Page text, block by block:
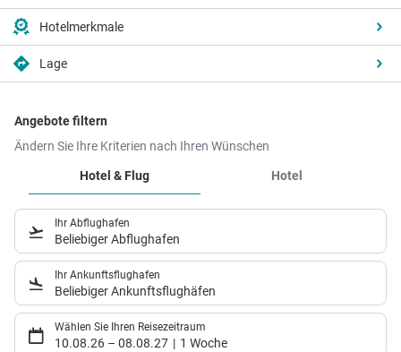
Hotelmerkmale
Lage
Angebote filtern
Ändern Sie Ihre Kriterien nach Ihren Wünschen
Hotel & Flug
Hotel
Ihr Abflughafen
Beliebiger Abflughafen
Ihr Ankunftsflughafen
Beliebiger Ankunftsflughäfen
Wählen Sie Ihren Reisezeitraum
10.08.26 – 08.08.27 1 Woche